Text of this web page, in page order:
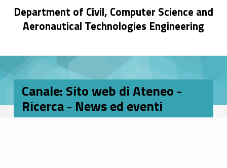
Department of Civil, Computer Science and
Aeronautical Technologies Engineering
Canale: Sito web di Ateneo -
Ricerca - News ed eventi